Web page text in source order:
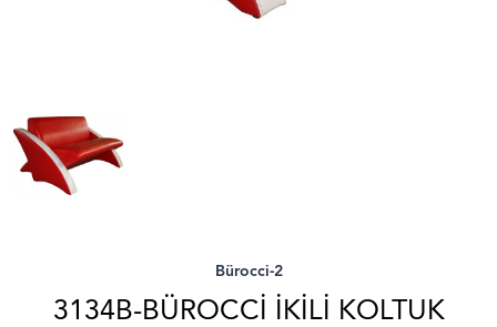
Bürocci-2
3134B-BÜROCCI İKILI KOLTUK